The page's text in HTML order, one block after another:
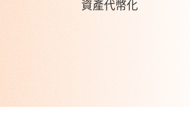
資產代幣化